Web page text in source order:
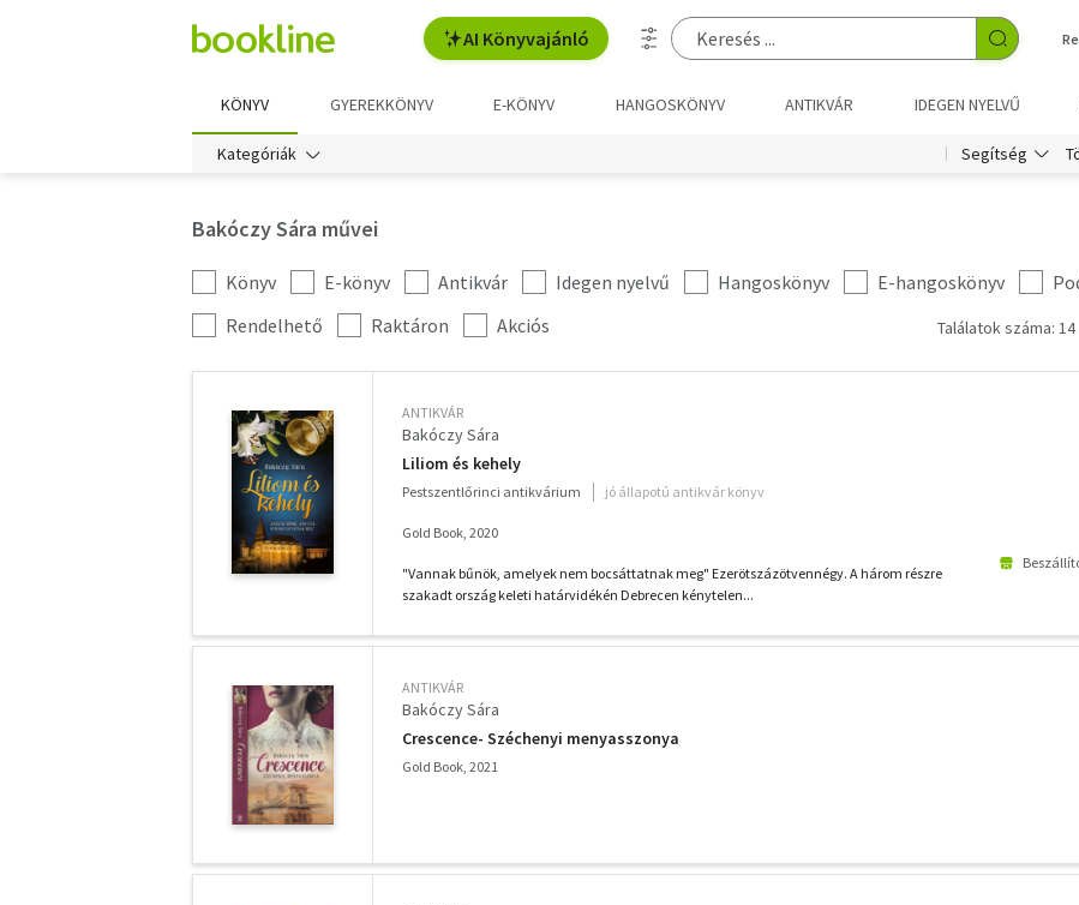
AI Könyvajánló
KÖNYV GYEREKKÖNYV E-KÖNYV HANGOSKÖNYV ANTIKVÁR IDEGEN NYELVŰ
Kategóriák Segítség
Bakóczy Sára művei
Kategória
szűrés
Könyv E-könyv Antikvár Idegen nyelvű Hangoskönyv E-hangoskönyv
További
szűrők
Rendelhető Raktáron Akciós Találatok száma: 14
ANTIKVÁR
Bakóczy Sára
Liliom és kehely
Pestszentlőrinci antikvárium jó állapotú antikvár könyv
Gold Book, 2020
"Vannak bűnök, amelyek nem bocsáttatnak meg" Ezerötszázötvennégy. A három részre
szakadt ország keleti határvidékén Debrecen kénytelen...
ANTIKVÁR
Bakóczy Sára
Crescence- Széchenyi menyasszonya
Gold Book, 2021